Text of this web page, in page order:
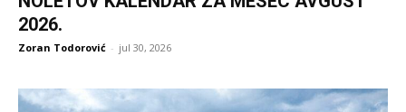
2026.
Zoran Todorović - jul 30, 2026